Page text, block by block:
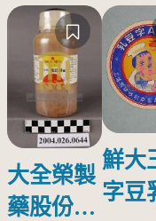
大全榮製
藥股份有
鮮大
字豆